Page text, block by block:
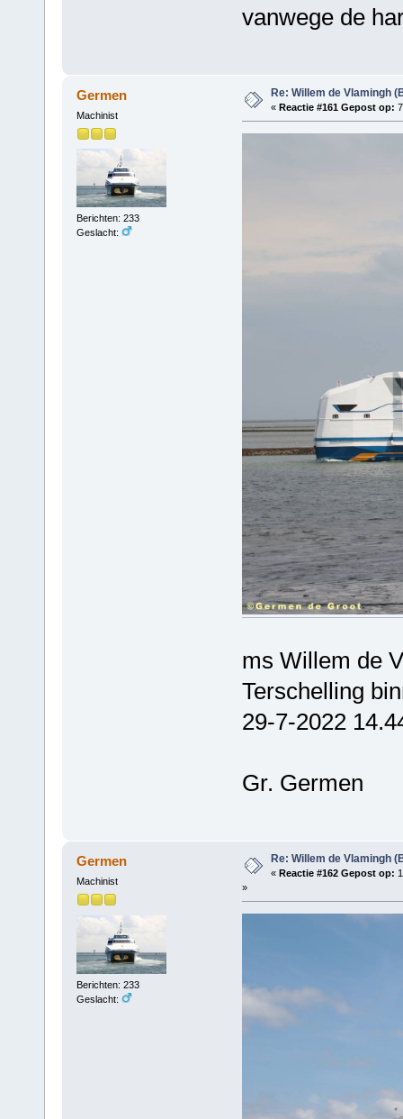
vanwege de
Germen
Machinist
Berichten: 233
Geslacht:
Re: Willem de Vlamingh
« Reactie #161 Gepost op:
ms Willem de
Terschelling
29-7-2022
Gr. Germen
Germen
Machinist
Berichten: 233
Geslacht:
Re: Willem de Vlamingh
« Reactie #162 Gepost op:
»